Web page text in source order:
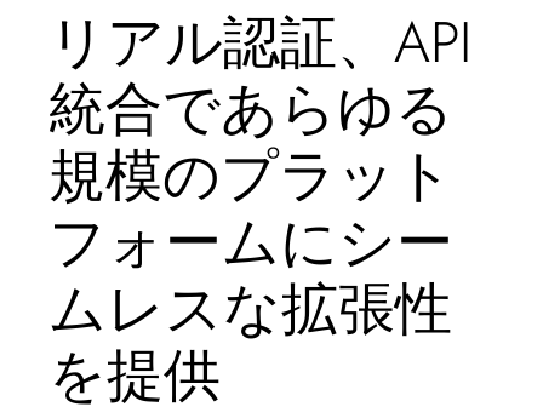
リアル認証、API
統合であらゆる
規模のプラット
フォームにシー
ムレスな拡張性
を提供